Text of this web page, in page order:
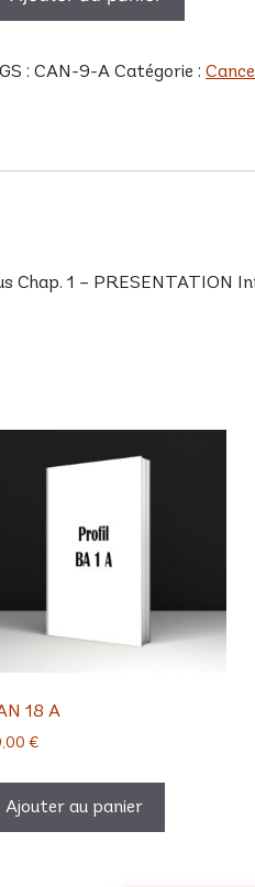
:CAN-9-A Catégorie :
Chap. 1 – PRESENTATION
18 A
€
Ajouter au panier